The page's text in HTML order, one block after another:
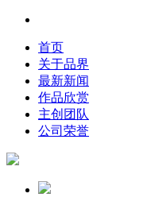
首页
关于品界
最新新闻
作品欣赏
主创团队
公司荣誉